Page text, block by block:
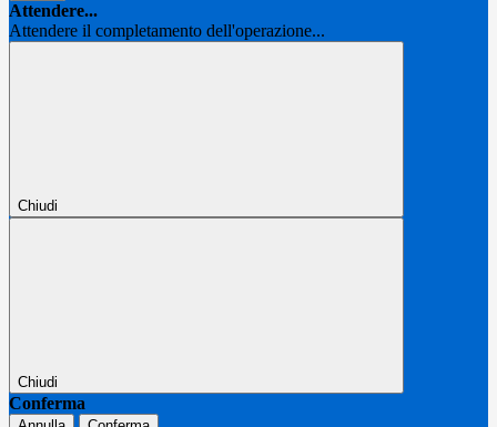
Attendere...
Attendere il completamento dell'operazione...
Chiudi
Chiudi
Conferma